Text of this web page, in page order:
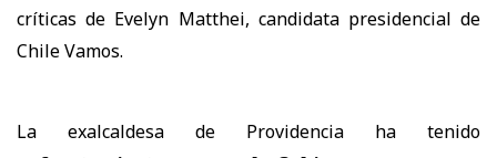
críticas de Evelyn Matthei, candidata presidencial de
Chile Vamos.
La exalcaldesa de Providencia ha tenido